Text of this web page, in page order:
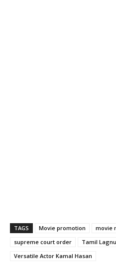
TAGS Movie promotion
movie
supreme court order
Tamil
Versatile Actor Kamal Hasan